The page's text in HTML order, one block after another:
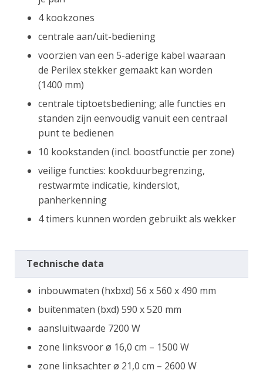
4 kookzones
centrale aan/uit-bediening
voorzien van een 5-aderige kabel waaraan
de Perilex stekker gemaakt kan worden
(1400 mm)
centrale tiptoetsbediening; alle functies en
standen zijn eenvoudig vanuit een centraal
punt te bedienen
10 kookstanden (incl. boostfunctie per zone)
veilige functies: kookduurbegrenzing,
restwarmte indicatie, kinderslot,
panherkenning
4 timers kunnen worden gebruikt als wekker
Technische data
inbouwmaten (hxbxd) 56 x 560 x 490 mm
buitenmaten (bxd) 590 x 520 mm
aansluitwaarde 7200 W
zone linksvoor ø 16,0 cm – 1500 W
zone linksachter ø 21,0 cm – 2600 W